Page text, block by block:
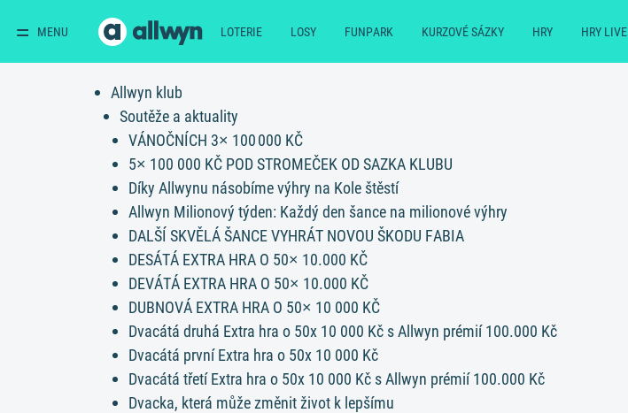
MENU LOTERIE LOSY FUNPARK KURZOVÉ SÁZKY HRY HRY LIVE
Allwyn klub
Soutěže a aktuality
VÁNOČNÍCH 3× 100 000 KČ
5× 100 000 KČ POD STROMEČEK OD SAZKA KLUBU
Díky Allwynu násobíme výhry na Kole štěstí
Allwyn Milionový týden: Každý den šance na milionové výhry
DALŠÍ SKVĚLÁ ŠANCE VYHRÁT NOVOU ŠKODU FABIA
DESÁTÁ EXTRA HRA O 50× 10.000 KČ
DEVÁTÁ EXTRA HRA O 50× 10.000 KČ
DUBNOVÁ EXTRA HRA O 50× 10 000 KČ
Dvacátá druhá Extra hra o 50x 10 000 Kč s Allwyn prémií 100.000 Kč
Dvacátá první Extra hra o 50x 10 000 Kč
Dvacátá třetí Extra hra o 50x 10 000 Kč s Allwyn prémií 100.000 Kč
Dvacka, která může změnit život k lepšímu